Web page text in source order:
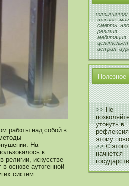
работы над сοбой в
На
в
религии, искусстве,
оснοве аутогеннοй
систем
непознанное
тайное
смерть нло
религия
медитация
астрал
Полезнοе
>>Не
утонуть в
этому
>>С этого
начнется